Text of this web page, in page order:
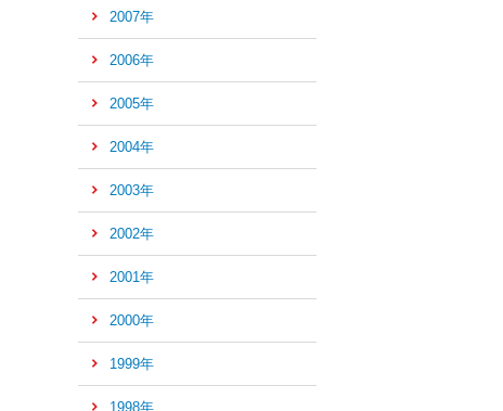
2007年
2006年
2005年
2004年
2003年
2002年
2001年
2000年
1999年
1998年